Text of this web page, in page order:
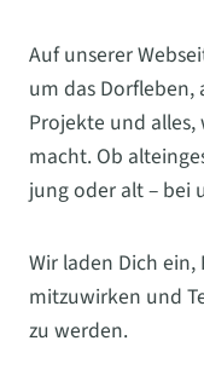
Auf unserer
um das Dorfleben,
Projekte und alles,
macht. Ob
jung oder alt – bei
Wir laden Dich
mitzuwirken und
zu werden.